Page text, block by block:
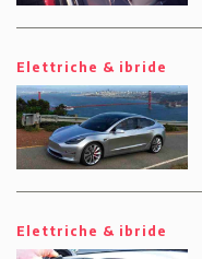
Elettriche & ibride
Elettriche & ibride